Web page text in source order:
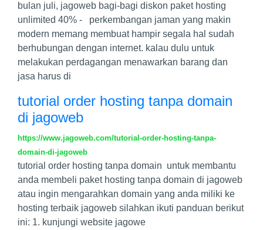
bulan juli, jagoweb bagi-bagi diskon paket hosting
unlimited 40% - perkembangan jaman yang makin
modern memang membuat hampir segala hal sudah
berhubungan dengan internet. kalau dulu untuk
melakukan perdagangan menawarkan barang dan
jasa harus di
tutorial order hosting tanpa domain
di jagoweb
https://www.jagoweb.com/tutorial-order-hosting-tanpa-
domain-di-jagoweb
tutorial order hosting tanpa domain untuk membantu
anda membeli paket hosting tanpa domain di jagoweb
atau ingin mengarahkan domain yang anda miliki ke
hosting terbaik jagoweb silahkan ikuti panduan berikut
ini: 1. kunjungi website jagowe